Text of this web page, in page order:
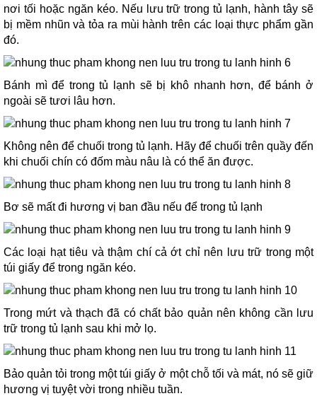
nơi tối hoặc ngăn kéo. Nếu lưu trữ trong tủ lạnh, hành tây sẽ
bị mềm nhũn và tỏa ra mùi hành trên các loại thực phẩm gần
đó.
Bánh mì để trong tủ lạnh sẽ bị khô nhanh hơn, để bánh ở
ngoài sẽ tươi lâu hơn.
Không nên để chuối trong tủ lạnh. Hãy để chuối trên quầy đến
khi chuối chín có đốm màu nâu là có thể ăn được.
Bơ sẽ mất đi hương vị ban đầu nếu để trong tủ lạnh
Các loại hạt tiêu và thậm chí cả ớt chỉ nên lưu trữ trong một
túi giấy để trong ngăn kéo.
Trong mứt và thạch đã có chất bảo quản nên không cần lưu
trữ trong tủ lạnh sau khi mở lọ.
Bảo quản tỏi trong một túi giấy ở một chỗ tối và mát, nó sẽ giữ
hương vị tuyệt vời trong nhiều tuần.